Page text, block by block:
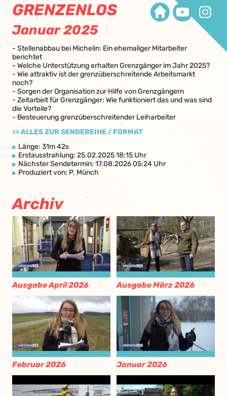
GRENZENLOS
Januar 2025
- Stellenabbau bei Michelin: Ein ehemaliger Mitarbeiter
berichtet
- Welche Unterstützung erhalten Grenzgänger im Jahr 2025?
- Wie attraktiv ist der grenzüberschreitende Arbeitsmarkt
noch?
- Sorgen der Organisation zur Hilfe von Grenzgängern
- Zeitarbeit für Grenzgänger: Wie funktioniert das und was sind
die Vorteile?
- Besteuerung grenzüberschreitender Leiharbeiter
>> ALLES ZUR SENDEREIHE / FORMAT
Länge: 31m 42s
Erstausstrahlung: 25.02.2025 18:15 Uhr
Nächster Sendetermin: 17.08.2026 05:24 Uhr
Produziert von: P. Münch
Archiv
Ausgabe April 2026 Ausgabe März 2026
Februar 2026 Januar 2026